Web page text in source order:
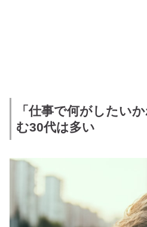
「仕事で何がしたい
む30代は多い